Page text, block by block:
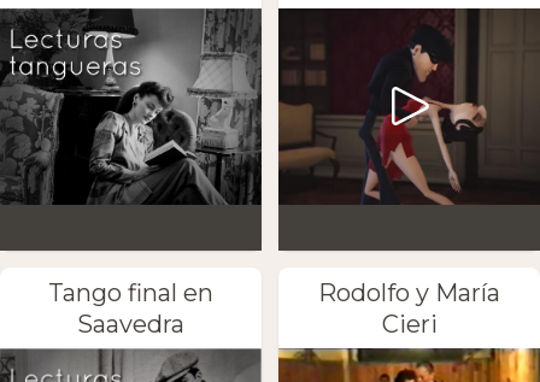
Tango final en
Saavedra
Rodolfo y María
Cieri